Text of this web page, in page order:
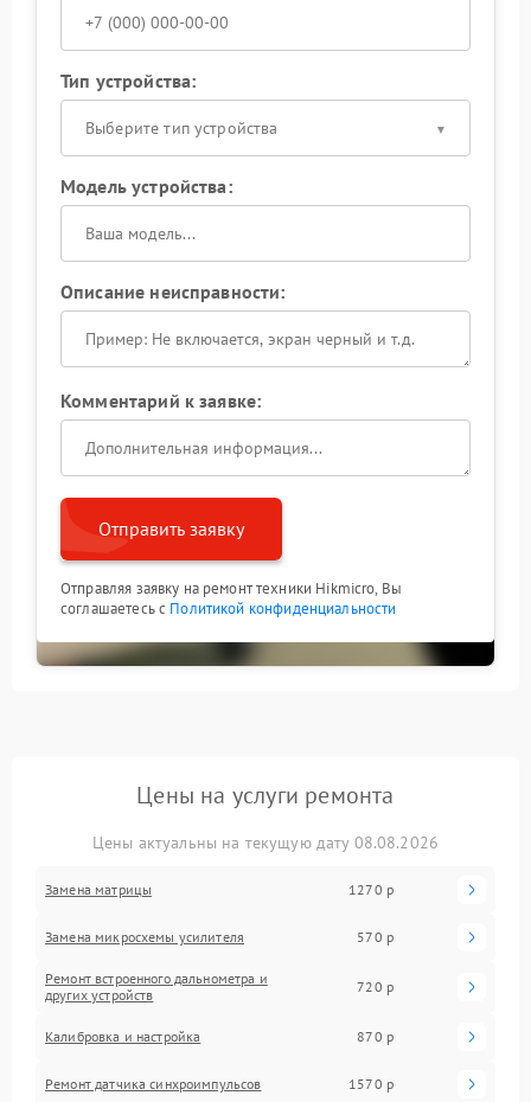
Тип устройства:
Выберите тип устройства
Модель устройства:
Описание неисправности:
Комментарий к заявке:
Отправить заявку
Отправляя заявку на ремонт техники Hikmicro, Вы
соглашаетесь с Политикой конфиденциальности
Цены на услуги ремонта
Цены актуальны на текущую дату 08.08.2026
Замена матрицы 1270 р
Замена микросхемы усилителя 570 р
Ремонт встроенного дальнометра и
других устройств
720 р
Калибровка и настройка 870 р
Ремонт датчика синхроимпульсов 1570 р